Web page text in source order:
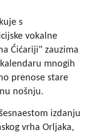
s
vokalne
Ćićariji" zauzima
mnogih
prenose stare
nošnju.
izdanju
vrha Orljaka,